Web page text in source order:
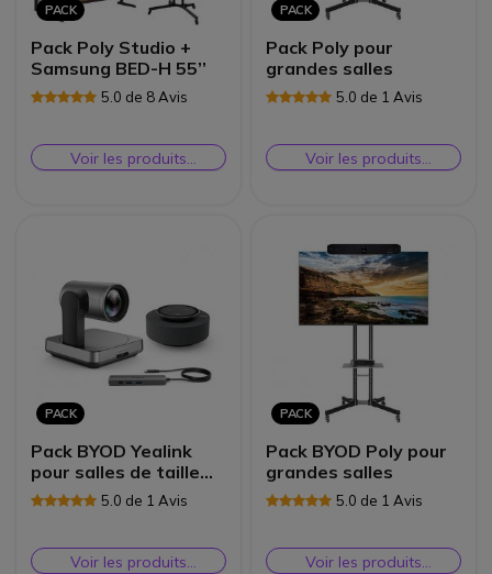
PACK
Pack Poly Studio +
Samsung BED-H 55’’
5.0 de 8 Avis
Voir les produits
similaires
PACK
Pack Poly pour
grandes salles
5.0 de 1 Avis
Voir les produits
similaires
PACK
Pack BYOD Yealink
pour salles de taille
moyenne5.0 de 1 Avis
Voir les produits
PACK
Pack BYOD Poly pour
grandes salles
5.0 de 1 Avis
Voir les produits